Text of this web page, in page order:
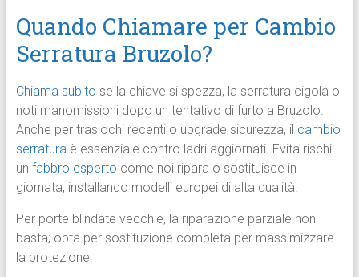
Quando Chiamare per Cambio
Serratura Bruzolo?
Chiama subito se la chiave si spezza, la serratura cigola o
noti manomissioni dopo un tentativo di furto a Bruzolo.
Anche per traslochi recenti o upgrade sicurezza, il cambio
serraturaè essenziale contro ladri aggiornati. Evita rischi:
un fabbro esperto come noi ripara o sostituisce in
giornata, installando modelli europei di alta qualità.
Per porte blindate vecchie, la riparazione parziale non
basta; opta per sostituzione completa per massimizzare
la protezione.